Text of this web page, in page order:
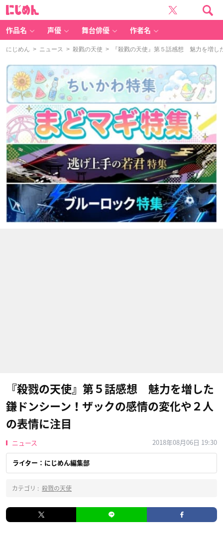
作品名 声優 舞台俳優 作者名
にじめん > ニュース > 殺戮の天使 > 『殺戮の天使』第５話感想 魅力を増し
『殺戮の天使』第５話感想 魅力を増した
鎌ドンシーン！ザックの感情の変化や２人
の表情に注目
ニュース 2018年08月06日 19:30
ライター：にじめん編集部
カテゴリ : 殺戮の天使